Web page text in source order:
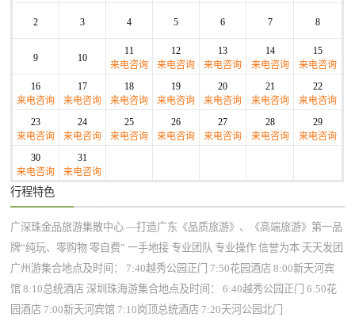
2 3 4 5 6 7 8
9 10
11
来电咨询
12
来电咨询
13
来电咨询
14
来电咨询
15
来电咨询
16
来电咨询
17
来电咨询
18
来电咨询
19
来电咨询
20
来电咨询
21
来电咨询
22
来电咨询
23
来电咨询
24
来电咨询
25
来电咨询
26
来电咨询
27
来电咨询
28
来电咨询
29
来电咨询
30
来电咨询
31
来电咨询
行程特色
广深珠金品旅游集散中心 —打造广东《品质旅游》、《高端旅游》第一品
牌“纯玩、零购物 零自费” 一手地接 专业团队 专业操作 信誉为本 天天发团
广州游集合地点及时间： 7:40越秀公园正门 7:50花园酒店 8:00新天河宾
馆 8:10总统酒店 深圳珠海游集合地点及时间： 6:40越秀公园正门 6:50花
园酒店 7:00新天河宾馆 7:10岗顶总统酒店 7:20天河公园北门